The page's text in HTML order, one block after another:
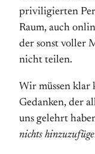
priviligierten
Raum, auch
der sonst voller
nicht teilen.
Wir müssen klar
Gedanken, der
uns gelehrt
nichts